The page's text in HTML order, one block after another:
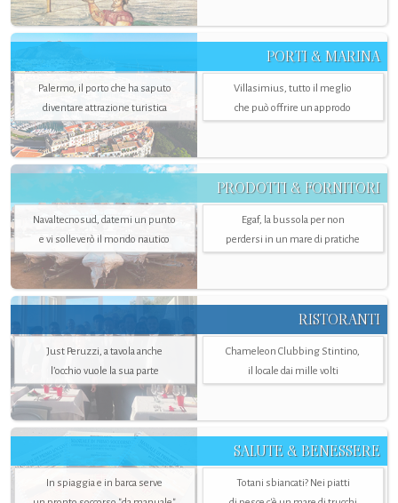
PORTI & MARINA
Palermo, il porto che ha saputo
diventare attrazione turistica
Villasimius, tutto il meglio
che può offrire un approdo
PRODOTTI & FORNITORI
Navaltecnosud, datemi un punto
e vi solleverò il mondo nautico
Egaf, la bussola per non
perdersi in un mare di pratiche
RISTORANTI
Just Peruzzi, a tavola anche
l’occhio vuole la sua parte
Chameleon Clubbing Stintino,
il locale dai mille volti
SALUTE & BENESSERE
In spiaggia e in barca serve
Totani sbiancati? Nei piatti